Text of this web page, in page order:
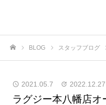
BLOG スタッフブログ
2021.05.7 2022.12.27
ラグジー本八幡店オ